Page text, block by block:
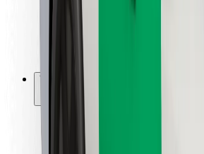
Λύσεις για την πόλη
Αεροδρόμια
Υποστήριξη
Για επιβάτες
Για τους οδηγούς